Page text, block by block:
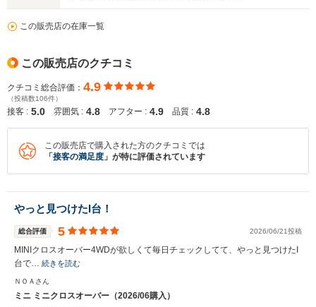
この販売店の在庫一覧
この販売店のクチコミ
クチコミ総合評価： 4.9
（投稿数106件）
接客 : 5.0 雰囲気 : 4.8 アフター : 4.9 品質 : 4.8
この販売店で購入された方のクチコミでは
「 接客の満足度 」が特に評価されています
やっと見つけたI台！
総合評価 5 2026/06/21投稿
MINIクロスオーバー4WDが欲しくて毎日チェックしてて、やっと見つけたI
台で… 続きを読む
ＮＯＡさん
ミニ ミニクロスオーバー（2026/06購入）